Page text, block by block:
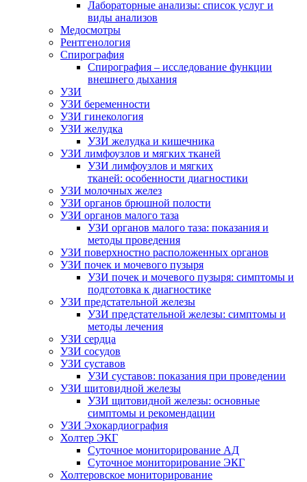
Лабораторные анализы: список услуг и
виды анализов
Медосмотры
Рентгенология
Спирография
Спирография – исследование функции
внешнего дыхания
УЗИ
УЗИ беременности
УЗИ гинекология
УЗИ желудка
УЗИ желудка и кишечника
УЗИ лимфоузлов и мягких тканей
УЗИ лимфоузлов и мягких
тканей: особенности диагностики
УЗИ молочных желез
УЗИ органов брюшной полости
УЗИ органов малого таза
УЗИ органов малого таза: показания и
методы проведения
УЗИ поверхностно расположенных органов
УЗИ почек и мочевого пузыря
УЗИ почек и мочевого пузыря: симптомы и
подготовка к диагностике
УЗИ предстательной железы
УЗИ предстательной железы: симптомы и
методы лечения
УЗИ сердца
УЗИ сосудов
УЗИ суставов
УЗИ суставов: показания при проведении
УЗИ щитовидной железы
УЗИ щитовидной железы: основные
симптомы и рекомендации
УЗИ Эхокардиография
Холтер ЭКГ
Суточное мониторирование АД
Суточное мониторирование ЭКГ
Холтеровское мониторирование